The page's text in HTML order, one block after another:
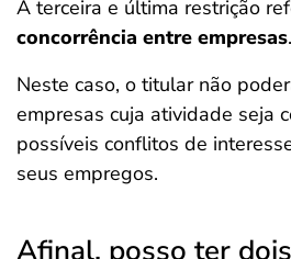
A terceira e última restrição
concorrência entre empresas.
Neste caso, o titular não
empresas cuja atividade seja
possíveis conflitos de
seus empregos.
Afinal, posso ter